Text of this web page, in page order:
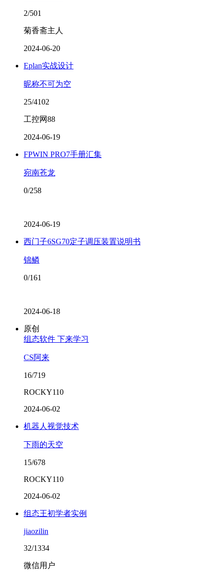
2/501
菊香斋主人
2024-06-20
Eplan实战设计
昵称不可为空
25/4102
工控网88
2024-06-19
FPWIN PRO7手册汇集
宛南苍龙
0/258
2024-06-19
西门子6SG70定子调压装置说明书
锦鳞
0/161
2024-06-18
原创
组态软件 下来学习
CS阿来
16/719
ROCKY110
2024-06-02
机器人视觉技术
下雨的天空
15/678
ROCKY110
2024-06-02
组态王初学者实例
jiaozilin
32/1334
微信用户